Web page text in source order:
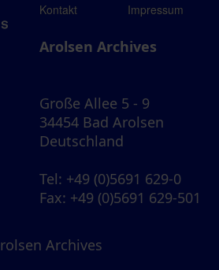
Kontakt Impressum
Arolsen Archives
Große Allee 5 - 9
34454 Bad Arolsen
Deutschland
Tel: +49 (0)5691 629-0
Fax: +49 (0)5691 629-501
Archives